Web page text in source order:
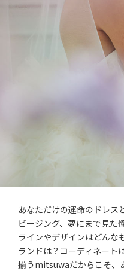
あなただけの運命のドレス
ビージング、夢にまで見た
ラインやデザインはどんな
ランドは？コーディネート
揃うmitsuwaだからこそ、